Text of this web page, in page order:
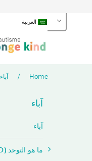
العربية
Home آباء
آباء
آباء
ما هو التوحد (ASD)؟